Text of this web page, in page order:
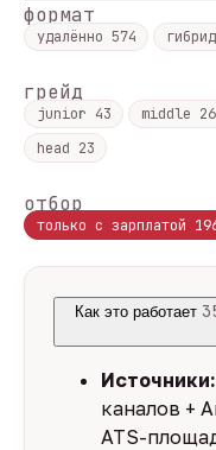
формат
удалённо 574 гибрид
грейд
junior 43 middle
head 23
отбор
только с зарплатой
Как это работает
Источники:
каналов +
ATS-